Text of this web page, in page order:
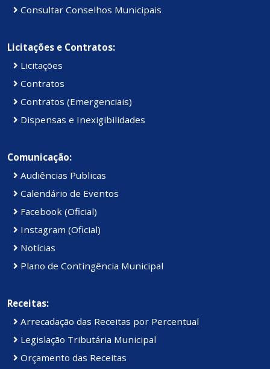
Consultar Conselhos Municipais
Licitações e Contratos:
Licitações
Contratos
Contratos (Emergenciais)
Dispensas e Inexigibilidades
Comunicação:
Audiências Publicas
Calendário de Eventos
Facebook (Oficial)
Instagram (Oficial)
Notícias
Plano de Contingência Municipal
Receitas:
Arrecadação das Receitas por Percentual
Legislação Tributária Municipal
Orçamento das Receitas